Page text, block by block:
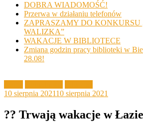
DOBRA WIADOMOŚĆ!
Przerwa w działaniu telefonów
ZAPRASZAMY DO
WALIZKA”
WAKACJE W BIBLIOTECE
Zmiana godzin pracy biblioteki w
28.08!
10 sierpnia 202110 sierpnia 2021
?? Trwają wakacje w